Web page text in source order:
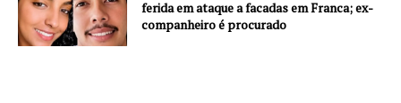
ferida em ataque a facadas em Franca; ex-
companheiro é procurado